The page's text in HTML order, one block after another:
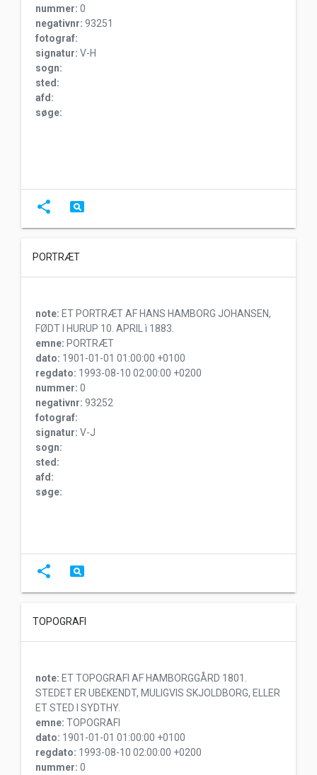
nummer: 0
negativnr: 93251
fotograf:
signatur: V-H
sogn:
sted:
afd:
søge:
share pageview
PORTRÆT
note: ET PORTRÆT AF HANS HAMBORG JOHANSEN,
FØDT I HURUP 10. APRIL ì 1883.
emne: PORTRÆT
dato: 1901-01-01 01:00:00 +0100
regdato: 1993-08-10 02:00:00 +0200
nummer: 0
negativnr: 93252
fotograf:
signatur: V-J
sogn:
sted:
afd:
søge:
share pageview
TOPOGRAFI
note: ET TOPOGRAFI AF HAMBORGGÅRD 1801.
STEDET ER UBEKENDT, MULIGVIS SKJOLDBORG, ELLER
ET STED I SYDTHY.
emne: TOPOGRAFI
dato: 1901-01-01 01:00:00 +0100
regdato: 1993-08-10 02:00:00 +0200
nummer: 0